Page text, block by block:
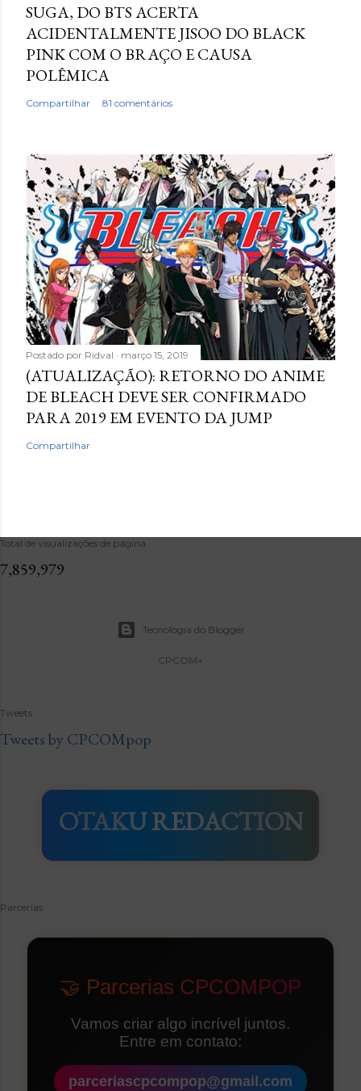
SUGA, DO BTS ACERTA
ACIDENTALMENTE JISOO DO BLACK
PINK COM O BRAÇO E CAUSA
POLÊMICA
Compartilhar 81 comentários
Postado por Ridval março 15, 2019
(ATUALIZAÇÃO): RETORNO DO ANIME
DE BLEACH DEVE SER CONFIRMADO
PARA 2019 EM EVENTO DA JUMP
Compartilhar
Total de visualizações de página
7,859,979
Tecnologia do Blogger
CPCOM+
Tweets
Tweets by CPCOMpop
OTAKU REDACTION
Parcerias
🤝 Parcerias CPCOMPOP
Vamos criar algo incrível juntos.
Entre em contato:
parceriascpcompop@gmail.com